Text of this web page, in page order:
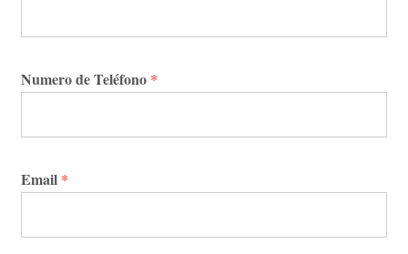
Numero de Teléfono *
Email *